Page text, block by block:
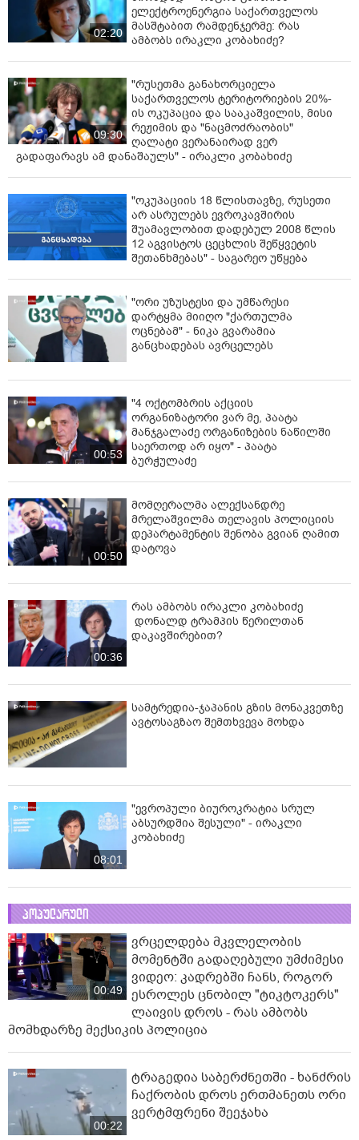
02:20
ელექტროენერგია საქართველოს
მასშტაბით რამდენჯერმე: რას
ამბობს ირაკლი კობახიძე?
09:30
"რუსეთმა განახორციელა
საქართველოს ტერიტორიების 20%-
ის ოკუპაცია და სააკაშვილის, მისი
რეჟიმის და "ნაცმოძრაობის"
ღალატი ვერანაირად ვერ
გადაფარავს ამ დანაშაულს" - ირაკლი კობახიძე
"ოკუპაციის 18 წლისთავზე, რუსეთი
არ ასრულებს ევროკავშირის
შუამავლობით დადებულ 2008 წლის
12 აგვისტოს ცეცხლის შეწყვეტის
შეთანხმებას" - საგარეო უწყება
"ორი უზუსტესი და უმწარესი
დარტყმა მიიღო "ქართულმა
ოცნებამ" - ნიკა გვარამია
განცხადებას ავრცელებს
00:53
"4 ოქტომბრის აქციის
ორგანიზატორი ვარ მე, პაატა
მანჯგალაძე ორგანიზების ნაწილში
საერთოდ არ იყო" - პაატა
ბურჭულაძე
00:50
მომღერალმა ალექსანდრე
მრელაშვილმა თელავის პოლიციის
დეპარტამენტის შენობა გვიან ღამით
დატოვა
00:36
რას ამბობს ირაკლი კობახიძე
დონალდ ტრამპის წერილთან
დაკავშირებით?
სამტრედია-ჯაპანის გზის მონაკვეთზე
ავტოსაგზაო შემთხვევა მოხდა
08:01
"ევროპული ბიუროკრატია სრულ
აბსურდშია შესული" - ირაკლი
კობახიძე
პოპულარული
00:49
ვრცელდება მკვლელობის
მომენტში გადაღებული უმძიმესი
ვიდეო: კადრებში ჩანს, როგორ
ესროლეს ცნობილ "ტიკტოკერს"
ლაივის დროს - რას ამბობს
მომხდარზე მექსიკის პოლიცია
00:22
ტრაგედია საბერძნეთში - ხანძრის
ჩაქრობის დროს ერთმანეთს ორი
ვერტმფრენი შეეჯახა